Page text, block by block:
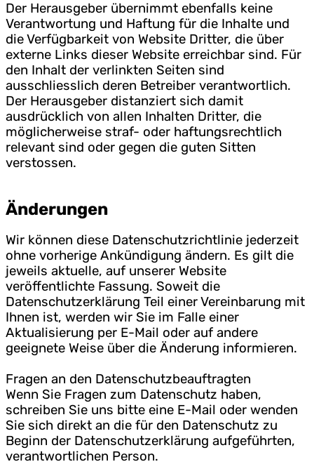
Der Herausgeber übernimmt ebenfalls keine
Verantwortung und Haftung für die Inhalte und
die Verfügbarkeit von Website Dritter, die über
externe Links dieser Website erreichbar sind. Für
den Inhalt der verlinkten Seiten sind
ausschliesslich deren Betreiber verantwortlich.
Der Herausgeber distanziert sich damit
ausdrücklich von allen Inhalten Dritter, die
möglicherweise straf- oder haftungsrechtlich
relevant sind oder gegen die guten Sitten
verstossen.
Änderungen
Wir können diese Datenschutzrichtlinie jederzeit
ohne vorherige Ankündigung ändern. Es gilt die
jeweils aktuelle, auf unserer Website
veröffentlichte Fassung. Soweit die
Datenschutzerklärung Teil einer Vereinbarung mit
Ihnen ist, werden wir Sie im Falle einer
Aktualisierung per E-Mail oder auf andere
geeignete Weise über die Änderung informieren.
Fragen an den Datenschutzbeauftragten
Wenn Sie Fragen zum Datenschutz haben,
schreiben Sie uns bitte eine E-Mail oder wenden
Sie sich direkt an die für den Datenschutz zu
Beginn der Datenschutzerklärung aufgeführten,
verantwortlichen Person.